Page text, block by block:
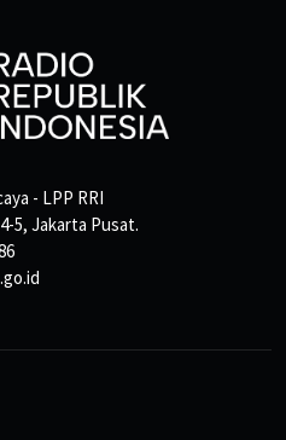
- LPP RRI
5, Jakarta Pusat.